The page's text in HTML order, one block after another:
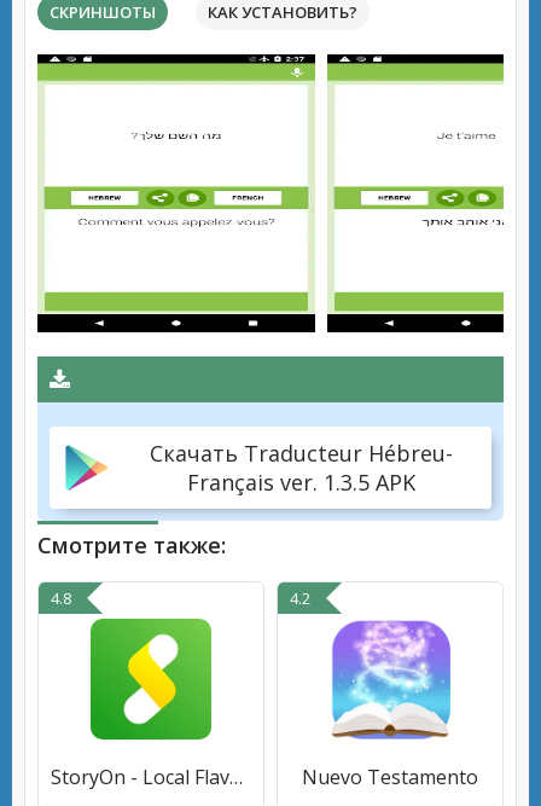
СКРИНШОТЫ КАК УСТАНОВИТЬ?
Скачать Traducteur Hébreu-
Français ver. 1.3.5 APK
Смотрите также:
4.8
StoryOn - Local Flavor Novel
4.2
Nuevo Testamento